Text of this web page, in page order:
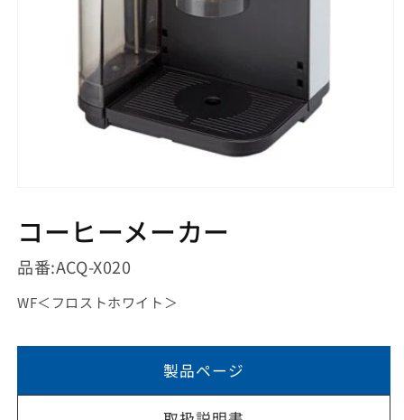
ダ
ル
で
メ
ィ
コーヒーメーカー
品番:ACQ-X020
WF＜ フロストホワイト ＞
製品ページ